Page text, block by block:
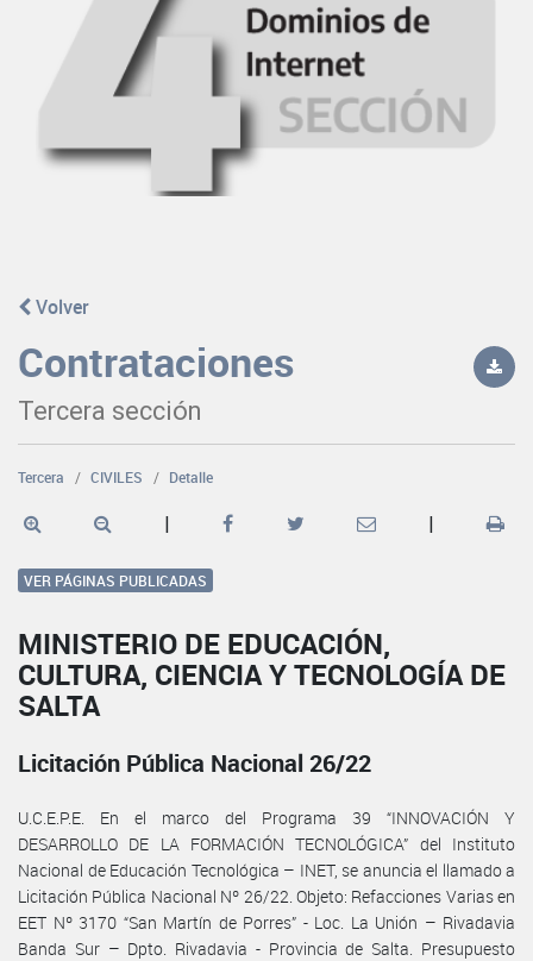
Volver
Contrataciones
Tercera sección
Tercera CIVILES Detalle
| |
VER PÁGINAS PUBLICADAS
MINISTERIO DE EDUCACIÓN,
CULTURA, CIENCIA Y TECNOLOGÍA DE
SALTA
Licitación Pública Nacional 26/22
U.C.E.P.E. En el marco del Programa 39 “INNOVACIÓN Y
DESARROLLO DE LA FORMACIÓN TECNOLÓGICA” del Instituto
Nacional de Educación Tecnológica – INET, se anuncia el llamado a
Licitación Pública Nacional Nº 26/22. Objeto: Refacciones Varias en
EET Nº 3170 “San Martín de Porres” - Loc. La Unión – Rivadavia
Banda Sur – Dpto. Rivadavia - Provincia de Salta. Presupuesto